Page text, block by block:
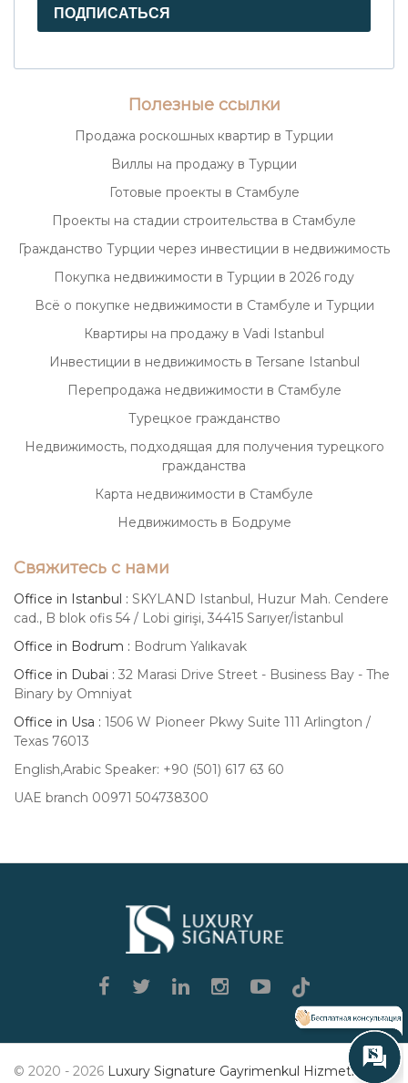
ПОДПИСАТЬСЯ
Полезные ссылки
Продажа роскошных квартир в Турции
Виллы на продажу в Турции
Готовые проекты в Стамбуле
Проекты на стадии строительства в Стамбуле
Гражданство Турции через инвестиции в недвижимость
Покупка недвижимости в Турции в 2026 году
Всё о покупке недвижимости в Стамбуле и Турции
Квартиры на продажу в Vadi Istanbul
Инвестиции в недвижимость в Tersane Istanbul
Перепродажа недвижимости в Стамбуле
Турецкое гражданство
Недвижимость, подходящая для получения турецкого
гражданства
Карта недвижимости в Стамбуле
Недвижимость в Бодруме
Свяжитесь с нами
Office in Istanbul : SKYLAND Istanbul, Huzur Mah. Cendere
cad., B blok ofis 54 / Lobi girişi, 34415 Sarıyer/İstanbul
Office in Bodrum : Bodrum Yalıkavak
Office in Dubai : 32 Marasi Drive Street - Business Bay - The
Binary by Omniyat
Office in Usa : 1506 W Pioneer Pkwy Suite 111 Arlington /
Texas 76013
English,Arabic Speaker: +90 (501) 617 63 60
UAE branch 00971 504738300
© 2020 - 2026 Luxury Signature Gayrimenkul Hizmetleri